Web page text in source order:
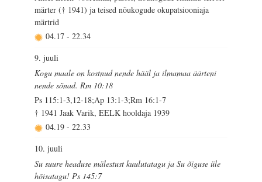
märter († 1941) ja teised nõukogude okupatsiooniaja
märtrid
04.17 - 22.34
9. juuli
Kogu maale on kostnud nende hääl ja ilmamaa äärteni
nende sõnad. Rm 10:18
Ps 115:1-3,12-18;Ap 13:1-3;Rm 16:1-7
† 1941 Jaak Varik, EELK hooldaja 1939
04.19 - 22.33
10. juuli
Su suure headuse mälestust kuulutatagu ja Su õiguse üle
hõisatagu! Ps 145:7